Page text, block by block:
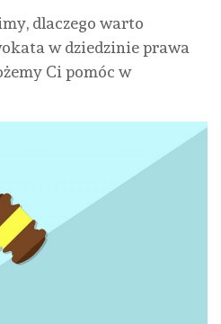
dlaczego warto
w dziedzinie prawa
Ci pomóc w